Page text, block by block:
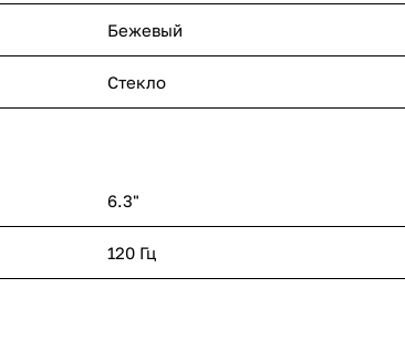
Бежевый
Стекло
6.3"
120 Гц